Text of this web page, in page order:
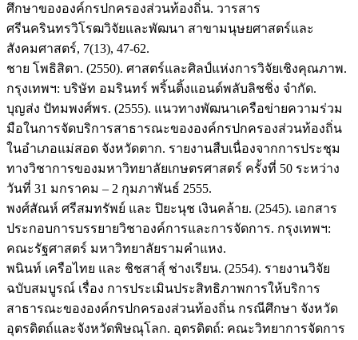
ศึกษาขององค์กรปกครองส่วนท้องถิ่น. วารสาร
ศรีนครินทรวิโรฒวิจัยและพัฒนา สาขามนุษยศาสตร์และ
สังคมศาสตร์, 7(13), 47-62.
ชาย โพธิสิตา. (2550). ศาสตร์และศิลป์แห่งการวิจัยเชิงคุณภาพ.
กรุงเทพฯ: บริษัท อมรินทร์ พริ้นติ้งแอนด์พลับลิชชิ่ง จำกัด.
บุญส่ง ปัทมพงศ์พร. (2555). แนวทางพัฒนาเครือข่ายความร่วม
มือในการจัดบริการสาธารณะขององค์กรปกครองส่วนท้องถิ่น
ในอำเภอแม่สอด จังหวัดตาก. รายงานสืบเนื่องจากการประชุม
ทางวิชาการของมหาวิทยาลัยเกษตรศาสตร์ ครั้งที่ 50 ระหว่าง
วันที่ 31 มกราคม – 2 กุมภาพันธ์ 2555.
พงศ์สัณห์ ศรีสมทรัพย์ และ ปิยะนุช เงินคล้าย. (2545). เอกสาร
ประกอบการบรรยายวิชาองค์การและการจัดการ. กรุงเทพฯ:
คณะรัฐศาสตร์ มหาวิทยาลัยรามคำแหง.
พนินท์ เครือไทย และ ชิชสาสุ์ ช่างเรียน. (2554). รายงานวิจัย
ฉบับสมบูรณ์ เรื่อง การประเมินประสิทธิภาพการให้บริการ
สาธารณะขององค์กรปกครองส่วนท้องถิ่น กรณีศึกษา จังหวัด
อุตรดิตถ์และจังหวัดพิษณุโลก. อุตรดิตถ์: คณะวิทยาการจัดการ